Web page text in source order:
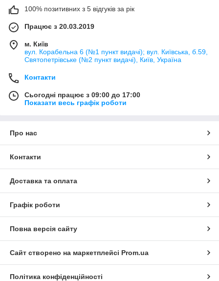
100% позитивних з 5 відгуків за рік
Працює з 20.03.2019
м. Київ
вул. Корабельна 6 (№1 пункт видачі); вул. Київська, б.59,
Святопетрівське (№2 пункт видачі), Київ, Україна
Контакти
Сьогодні працює з 09:00 до 17:00
Показати весь графік роботи
Про нас
Контакти
Доставка та оплата
Графік роботи
Повна версія сайту
Сайт створено на маркетплейсі Prom.ua
Політика конфіденційності